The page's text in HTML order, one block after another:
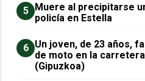
5 Muere al precipitarse
policía en Estella
6 Un joven, de 23 años,
de moto en la
(Gipuzkoa)